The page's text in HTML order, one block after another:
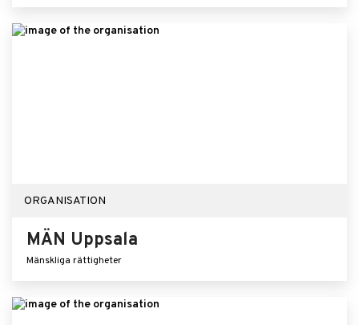
ORGANISATION
MÄN Uppsala
Mänskliga rättigheter